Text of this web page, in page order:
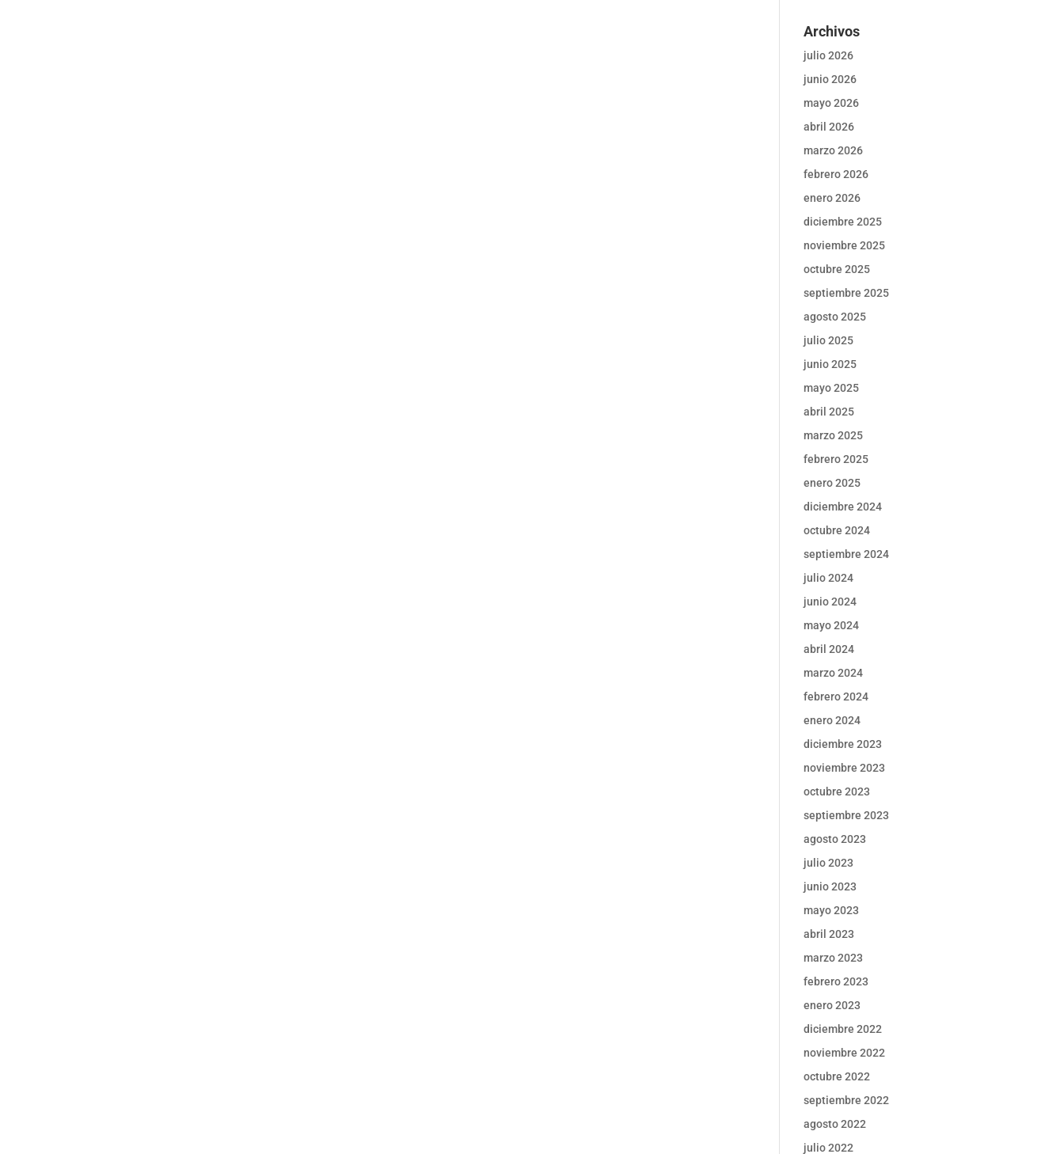
Archivos
julio 2026
junio 2026
mayo 2026
abril 2026
marzo 2026
febrero 2026
enero 2026
diciembre 2025
noviembre 2025
octubre 2025
septiembre 2025
agosto 2025
julio 2025
junio 2025
mayo 2025
abril 2025
marzo 2025
febrero 2025
enero 2025
diciembre 2024
octubre 2024
septiembre 2024
julio 2024
junio 2024
mayo 2024
abril 2024
marzo 2024
febrero 2024
enero 2024
diciembre 2023
noviembre 2023
octubre 2023
septiembre 2023
agosto 2023
julio 2023
junio 2023
mayo 2023
abril 2023
marzo 2023
febrero 2023
enero 2023
diciembre 2022
noviembre 2022
octubre 2022
septiembre 2022
agosto 2022
julio 2022